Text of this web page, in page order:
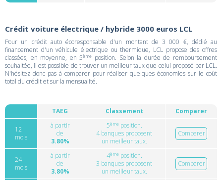
Crédit voiture électrique / hybride 3000 euros LCL
Pour un crédit auto écoresponsable d'un montant de 3 000 €, dédié au
financement d'un véhicule électrique ou thermique, LCL propose des offres
classées, en moyenne, en 5ème position. Selon la durée de remboursement
souhaitée, il est possible de trouver un meilleur taux que celui proposé par LCL.
N'hésitez donc pas à comparer pour réaliser quelques économies sur le coût
total du crédit et sur la mensualité.
TAEG Classement Comparer
12
mois
à partir
de
3.80%
5èmeposition.
4 banques proposent
un meilleur taux.
Comparer
24
mois
à partir
de
3.80%
4èmeposition.
3 banques proposent
un meilleur taux.
Comparer